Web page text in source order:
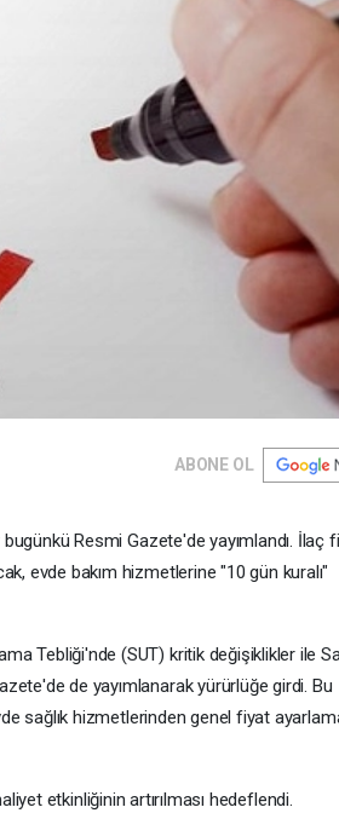
ABONE OL
Resmi Gazete'de yayımlandı. İlaç
evde bakım hizmetlerine "10 gün kuralı"
Tebliği'nde (SUT) kritik değişiklikler ile
de yayımlanarak yürürlüğe girdi. Bu
sağlık hizmetlerinden genel fiyat
etkinliğinin artırılması hedeflendi.